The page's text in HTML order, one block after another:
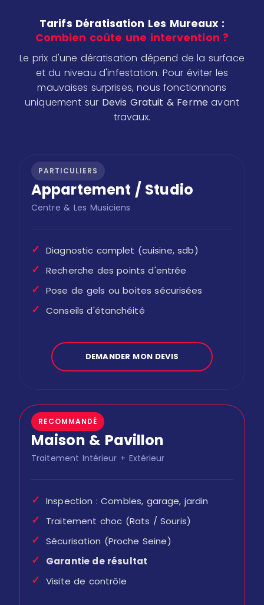
Tarifs Dératisation Les Mureaux :
Combien coûte une intervention ?
Le prix d'une dératisation dépend de la surface
et du niveau d'infestation. Pour éviter les
mauvaises surprises, nous fonctionnons
uniquement sur Devis Gratuit & Fermeavant
travaux.
PARTICULIERS
Appartement / Studio
Centre & Les Musiciens
✓ Diagnostic complet (cuisine, sdb)
✓ Recherche des points d'entrée
✓ Pose de gels ou boites sécurisées
✓ Conseils d'étanchéité
DEMANDER MON DEVIS
RECOMMANDÉ
Maison & Pavillon
Traitement Intérieur + Extérieur
✓ Inspection : Combles, garage, jardin
✓ Traitement choc (Rats / Souris)
✓ Sécurisation (Proche Seine)
✓ Garantie de résultat
✓ Visite de contrôle